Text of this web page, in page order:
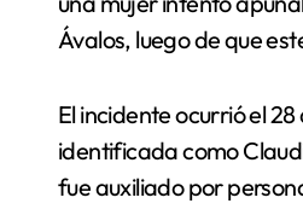
Ávalos, luego de que
El incidente ocurrió el
identificada como
fue auxiliado por